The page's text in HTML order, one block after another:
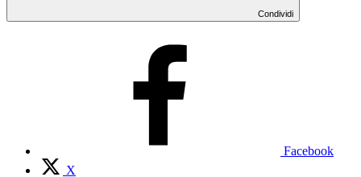
Condividi
Facebook
X